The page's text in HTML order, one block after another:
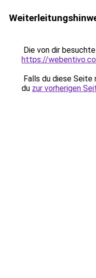
Die von dir
https://
Falls du diese
du zur vorherigen